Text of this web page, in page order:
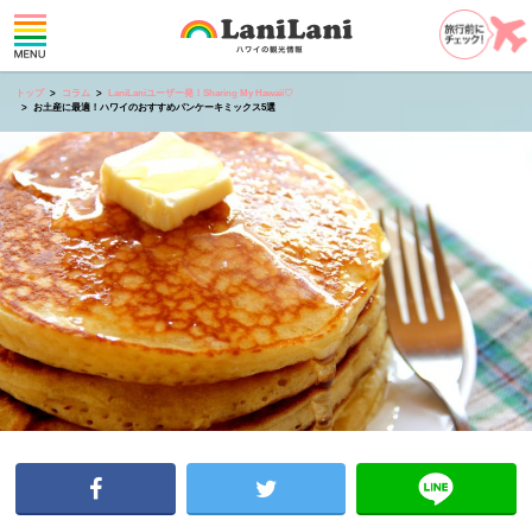
トップ コラム
LaniLaniユーザー発！Sharing My Hawaii♡
お土産に最適！ハワイのおすすめパンケーキミックス5選